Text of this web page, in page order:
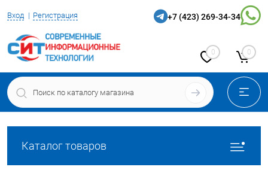
Вход Регистрация +7 (423) 269-34-34
0 0
Каталог товаров